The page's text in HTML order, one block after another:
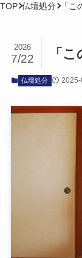
TOP 仏壇処分 「こ
「
2026
7/22
仏壇処分